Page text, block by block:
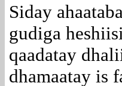
Siday
gudiga
qaadatay
dhamaatay is